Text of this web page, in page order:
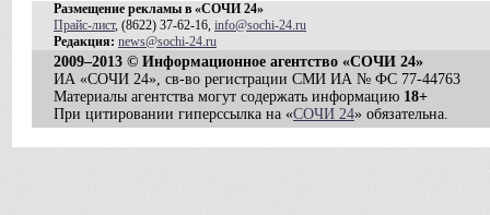
Размещение рекламы в «СОЧИ 24»
Прайс-лист, (8622) 37-62-16, info@sochi-24.ru
Редакция: news@sochi-24.ru
2009–2013 © Информационное агентство «СОЧИ 24»
ИА «СОЧИ 24», св-во регистрации СМИ ИА № ФС 77-44763
Материалы агентства могут содержать информацию 18+
При цитировании гиперссылка на «СОЧИ 24» обязательна.